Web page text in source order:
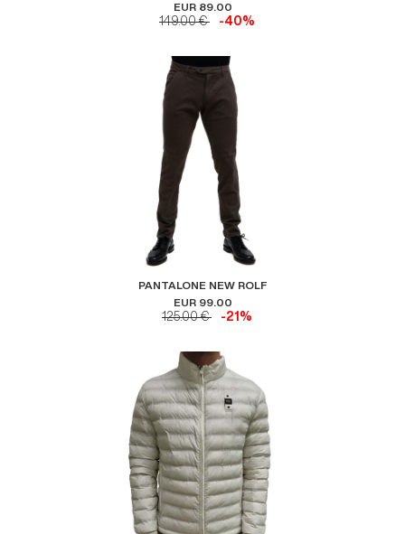
EUR 89.00
149.00 € -40%
PANTALONE NEW ROLF
EUR 99.00
125.00 € -21%